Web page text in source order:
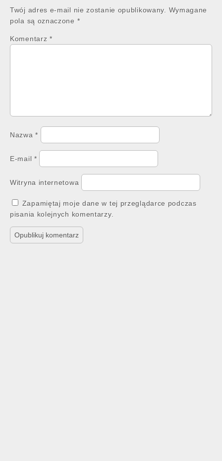
Twój adres e-mail nie zostanie opublikowany.
Wymagane
pola są oznaczone *
Komentarz *
Nazwa*
E-mail *
Witryna internetowa
Zapamiętaj moje dane w tej przeglądarce podczas
pisania kolejnych komentarzy.